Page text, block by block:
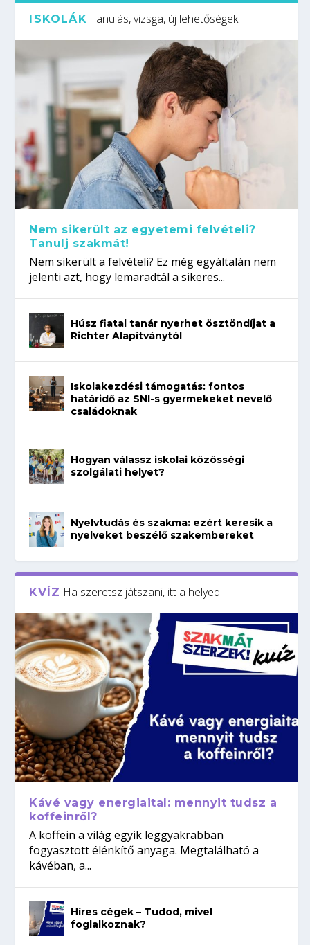
ISKOLÁK Tanulás, vizsga, új lehetőségek
Nem sikerült az egyetemi felvételi?
Tanulj szakmát!
Nem sikerült a felvételi? Ez még egyáltalán nem
jelenti azt, hogy lemaradtál a sikeres...
Húsz fiatal tanár nyerhet ösztöndíjat a
Richter Alapítványtól
Iskolakezdési támogatás: fontos
határidő az SNI-s gyermekeket nevelő
családoknak
Hogyan válassz iskolai közösségi
szolgálati helyet?
Nyelvtudás és szakma: ezért keresik a
nyelveket beszélő szakembereket
KVÍZ Ha szeretsz játszani, itt a helyed
Kávé vagy energiaital: mennyit tudsz a
koffeinről?
A koffein a világ egyik leggyakrabban
fogyasztott élénkítő anyaga. Megtalálható a
kávéban, a...
Híres cégek – Tudod, mivel
foglalkoznak?